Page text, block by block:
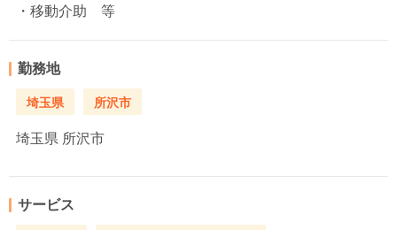
・移動介助 等
勤務地
埼玉県 所沢市
埼玉県 所沢市
サービス